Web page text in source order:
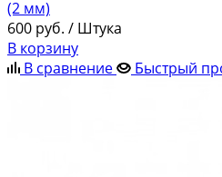
(2 мм)
600 руб. / Штука
В корзину
В сравнение
Быстрый